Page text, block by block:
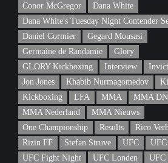
Conor McGregor
Dana White
Dana White's Tuesday Night Contender
Daniel Cormier
Gegard Mousasi
Germaine de Randamie
Glory
GLORY Kickboxing
Interview
Jon Jones
Khabib Nurmagomedov
Kickboxing
LFA MMA
MMA
MMA Nederland
MMA Nieuws
One Championship
Results
Rico
Rizin FF
Stefan Struve UFC
UFC Fight Night
UFC Londen
UFC